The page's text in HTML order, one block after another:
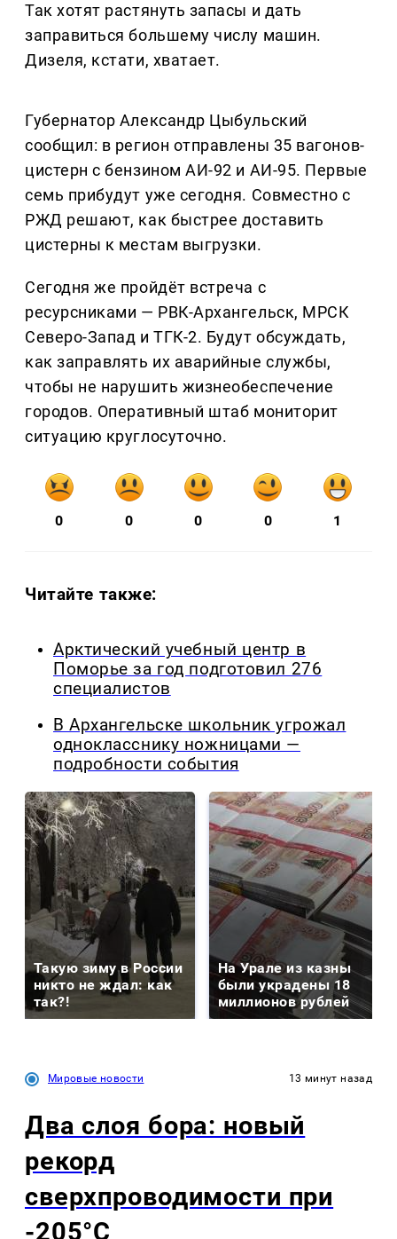
Так хотят растянуть запасы и дать
заправиться большему числу машин.
Дизеля, кстати, хватает.
Губернатор Александр Цыбульский
сообщил: в регион отправлены 35 вагонов-
цистерн с бензином АИ-92 и АИ-95. Первые
семь прибудут уже сегодня. Совместно с
РЖД решают, как быстрее доставить
цистерны к местам выгрузки.
Сегодня же пройдёт встреча с
ресурсниками — РВК-Архангельск, МРСК
Северо-Запад и ТГК-2. Будут обсуждать,
как заправлять их аварийные службы,
чтобы не нарушить жизнеобеспечение
городов. Оперативный штаб мониторит
ситуацию круглосуточно.
0 0 0 0 1
Читайте также:
Арктический учебный центр в
Поморье за год подготовил 276
специалистов
В Архангельске школьник угрожал
однокласснику ножницами —
подробности события
Такую зиму в России
никто не ждал: как
так?!
На Урале из казны
были украдены 18
миллионов рублей
Мировые новости 13 минут назад
Два слоя бора: новый
рекорд
сверхпроводимости при
-205°C